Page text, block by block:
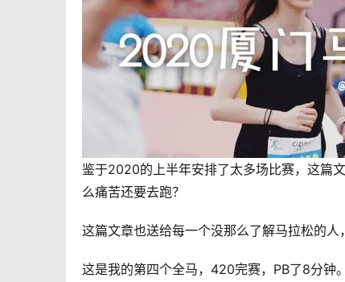
鉴于2020的上半年安排了太多场比赛，这篇
么痛苦还要去跑？
这篇文章也送给每一个没那么了解马拉松的人
这是我的第四个全马，420完赛，PB了8分钟